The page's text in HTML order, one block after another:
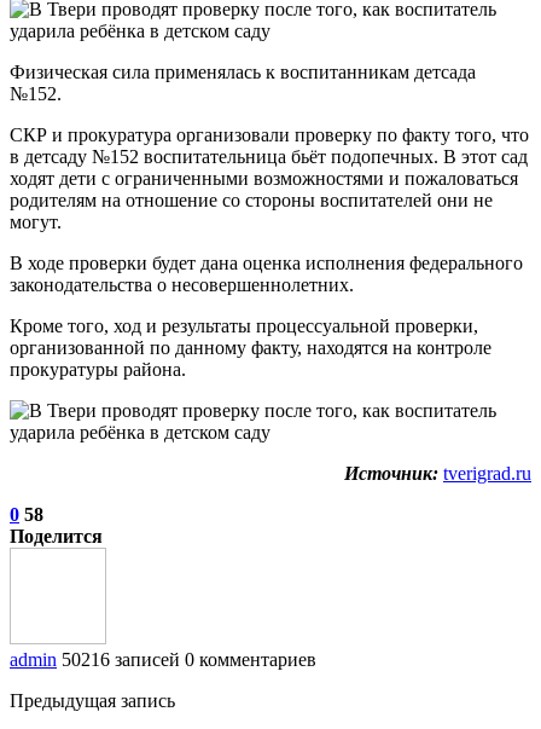
Физическая сила применялась к воспитанникам детсада
№152.
СКР и прокуратура организовали проверку по факту того, что
в детсаду №152 воспитательница бьёт подопечных. В этот сад
ходят дети с ограниченными возможностями и пожаловаться
родителям на отношение со стороны воспитателей они не
могут.
В ходе проверки будет дана оценка исполнения федерального
законодательства о несовершеннолетних.
Кроме того, ход и результаты процессуальной проверки,
организованной по данному факту, находятся на контроле
прокуратуры района.
Источник: tverigrad.ru
0 58
Поделится
admin 50216 записей 0 комментариев
Предыдущая запись